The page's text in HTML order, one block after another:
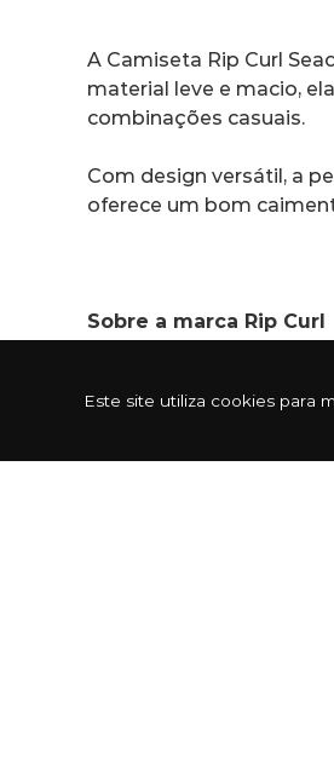
Este site utiliza cookies para
A Camiseta Rip Curl
material leve e macio,
combinações casuais.
Com design versátil, a
oferece um bom
Sobre a marca Rip Curl
produzindo pranchas.